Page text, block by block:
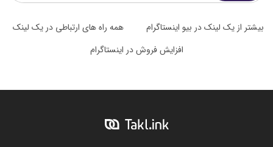
بیشتر از یک لینک در بیو اینستاگرام
همه راه های ارتباطی در یک لینک
افزایش فروش در اینستاگرام